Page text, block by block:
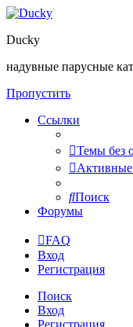
Ducky
надувные парусные
Пропустить
Ссылки
Темы без
Поиск
Форумы
FAQ
Вход
Регистрация
Поиск
Вход
Регистрация